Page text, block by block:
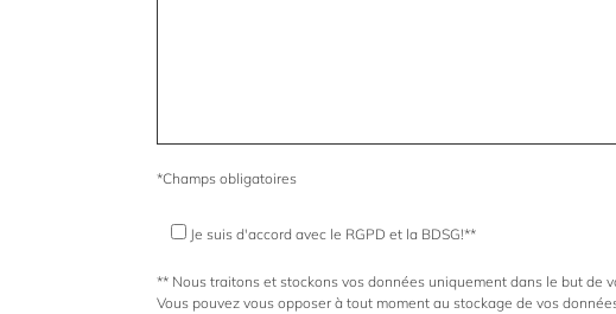
*Champs obligatoires
Je suis d'accord avec le RGPD et la BDSG!**
** Nous traitons et stockons vos données uniquement dans le but de
Vous pouvez vous opposer à tout moment au stockage de vos